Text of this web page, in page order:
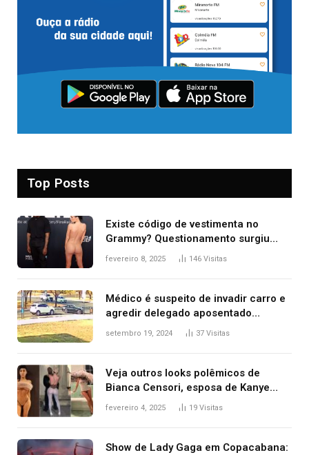
Top Posts
Existe código de vestimenta no
Grammy? Questionamento surgiu
após Bianca Censori, mulher de
fevereiro 8, 2025 146 Visitas
Médico é suspeito de invadir carro e
agredir delegado aposentado
durante confusão no trânsito
setembro 19, 2024 37 Visitas
Veja outros looks polêmicos de
Bianca Censori, esposa de Kanye
West que apareceu nua no Grammy
fevereiro 4, 2025 19 Visitas
Show de Lady Gaga em Copacabana: